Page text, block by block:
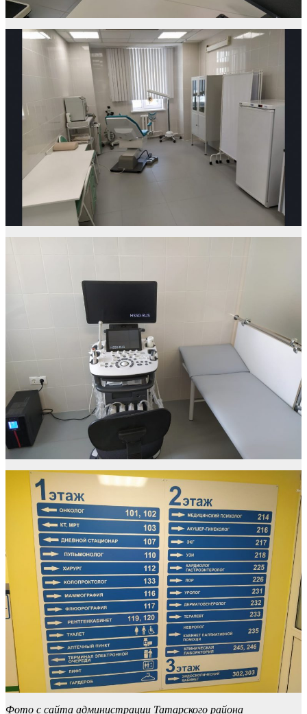
Фото с сайта администрации Татарского района